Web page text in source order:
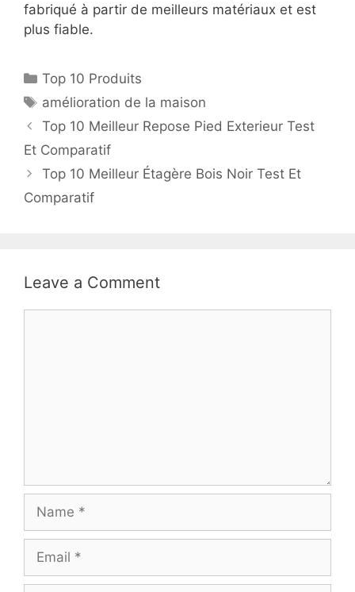
fabriqué à partir de meilleurs matériaux et est
plus fiable.
Top 10 Produits
amélioration de la maison
Top 10 Meilleur Repose Pied Exterieur Test
Et Comparatif
Top 10 Meilleur Étagère Bois Noir Test Et
Comparatif
Leave a Comment